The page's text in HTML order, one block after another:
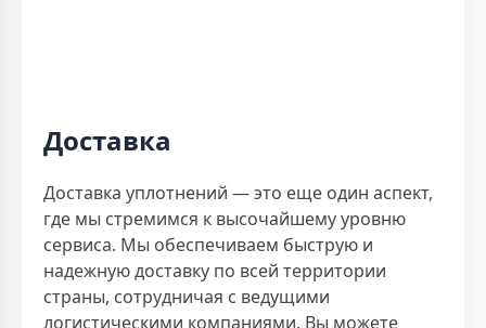
Доставка
Доставка уплотнений — это еще один аспект,
где мы стремимся к высочайшему уровню
сервиса. Мы обеспечиваем быструю и
надежную доставку по всей территории
страны, сотрудничая с ведущими
логистическими компаниями. Вы можете